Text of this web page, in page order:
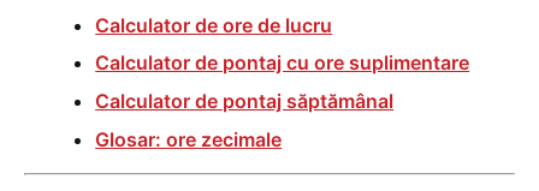
Calculator de ore de lucru
Calculator de pontaj cu ore suplimentare
Calculator de pontaj săptămânal
Glosar: ore zecimale